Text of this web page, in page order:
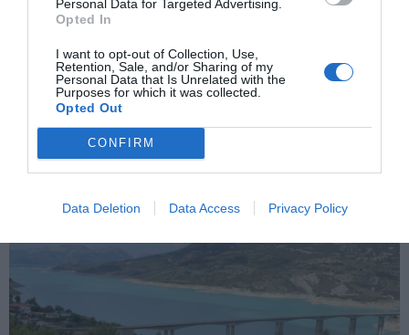
Personal Data for Targeted Advertising.
Opted In
I want to opt-out of Collection, Use,
Retention, Sale, and/or Sharing of my
Personal Data that Is Unrelated with the
Purposes for which it was collected.
Opted Out
CONFIRM
Data Deletion Data Access Privacy Policy
Από την επίσκεψη στη Νέα Τρίγλια Χαλκιδικής ,ένα σύντομο
οδοιπορικό στην Τοποθεσία άλσος του Αριστοτέλη. Γεώργιος
Δουβίτσας